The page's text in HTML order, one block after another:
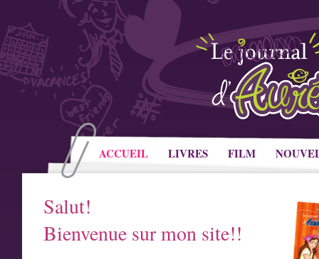
ACCUEIL LIVRES FILM
Salut!
Bienvenue sur mon site!!